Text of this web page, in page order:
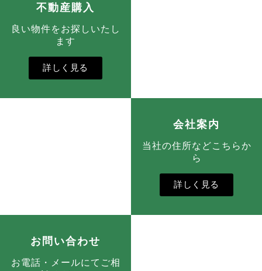
不動産購入
良い物件をお探しいたし
ます
詳しく見る
会社案内
当社の住所などこちらか
ら
詳しく見る
お問い合わせ
お電話・メールにてご相